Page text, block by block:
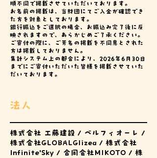
順不同で掲載させていただいております。
お名前の掲載は、当財団にてご入金が確認でき
た方を対象としております。
銀行振込をご選択の場合、お振込み完了後に反
映されますので、あらかじめご了承ください。
ご寄付の際に、ご芳名の掲載を不同意とされた
方は掲載しておりません。
​集計システム上の都合により、2026年6月30日
までにご寄付いただいた皆様を掲載させていた
だいております。
​法人
株式会社 工藤建設 / ベルフィオーレ /
株式会社GLOBALGlizea / 株式会社
Infinite'Sky / 合同会社MIKOTO / 株